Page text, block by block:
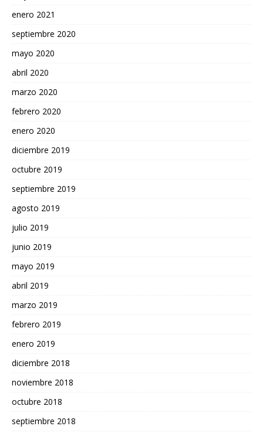
enero 2021
septiembre 2020
mayo 2020
abril 2020
marzo 2020
febrero 2020
enero 2020
diciembre 2019
octubre 2019
septiembre 2019
agosto 2019
julio 2019
junio 2019
mayo 2019
abril 2019
marzo 2019
febrero 2019
enero 2019
diciembre 2018
noviembre 2018
octubre 2018
septiembre 2018